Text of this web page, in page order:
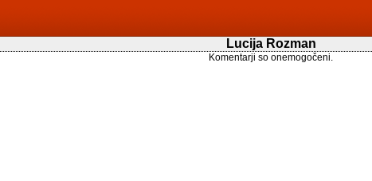
Lucija Rozman
Komentarji so onemogočeni.